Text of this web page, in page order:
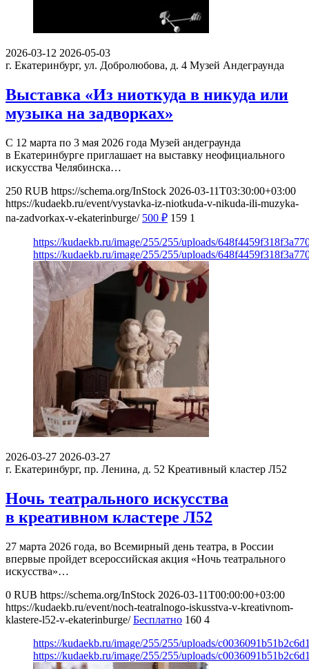
2026-03-12 2026-05-03
г. Екатеринбург, ул. Добролюбова, д. 4 Музей Андеграунда
Выставка «Из ниоткуда в никуда или
музыка на задворках»
С 12 марта по 3 мая 2026 года Музей андеграунда
в Екатеринбурге приглашает на выставку неофициального
искусства Челябинска…
250 RUB https://schema.org/InStock 2026-03-11T03:30:00+03:00
https://kudaekb.ru/event/vystavka-iz-niotkuda-v-nikuda-ili-muzyka-
na-zadvorkax-v-ekaterinburge/ 500 ₽ 159 1
https://kudaekb.ru/image/255/255/uploads/
https://kudaekb.ru/image/255/255/uploads/
2026-03-27 2026-03-27
г. Екатеринбург, пр. Ленина, д. 52 Креативный кластер Л52
Ночь театрального искусства
в креативном кластере Л52
27 марта 2026 года, во Всемирный день театра, в России
впервые пройдет всероссийская акция «Ночь театрального
искусства»…
0 RUB https://schema.org/InStock 2026-03-11T00:00:00+03:00
https://kudaekb.ru/event/noch-teatralnogo-iskusstva-v-kreativnom-
klastere-l52-v-ekaterinburge/ Бесплатно 160 4
https://kudaekb.ru/image/255/255/uploads/
https://kudaekb.ru/image/255/255/uploads/